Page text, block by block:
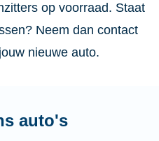
op voorraad. Staat
Neem dan contact
nieuwe auto.
auto's